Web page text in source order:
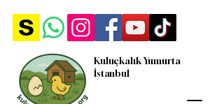
Kuluçkalık Yumurta
İstanbul